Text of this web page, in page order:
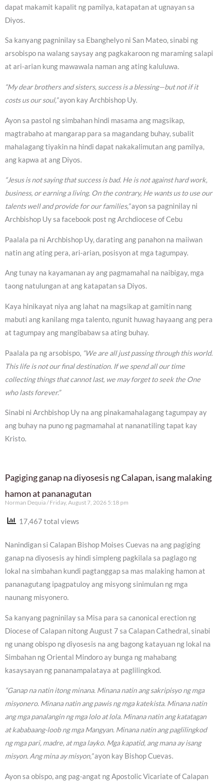
dapat makamit kapalit ng pamilya, katapatan at ugnayan sa
Diyos.
Sa kanyang pagninilay sa Ebanghelyo ni San Mateo, sinabi ng
arsobispo na walang saysay ang pagkakaroon ng maraming salapi
at ari-arian kung mawawala naman ang ating kaluluwa.
“My dear brothers and sisters, success is a blessing—but not if it
costs us our soul,”ayon kay Archbishop Uy.
Ayon sa pastol ng simbahan hindi masama ang magsikap,
magtrabaho at mangarap para sa magandang buhay, subalit
mahalagang tiyakin na hindi dapat nakakalimutan ang pamilya,
ang kapwa at ang Diyos.
“Jesus is not saying that success is bad. He is not against hard work,
business, or earning a living. On the contrary, He wants us to use our
talents well and provide for our families,”ayon sa pagninilay ni
Archbishop Uy sa facebook post ng Archdiocese of Cebu
Paalala pa ni Archbishop Uy, darating ang panahon na maiiwan
natin ang ating pera, ari-arian, posisyon at mga tagumpay.
Ang tunay na kayamanan ay ang pagmamahal na naibigay, mga
taong natulungan at ang katapatan sa Diyos.
Kaya hinikayat niya ang lahat na magsikap at gamitin nang
mabuti ang kanilang mga talento, ngunit huwag hayaang ang pera
at tagumpay ang mangibabaw sa ating buhay.
Paalala pa ng arsobispo, “We are all just passing through this world.
This life is not our final destination. If we spend all our time
collecting things that cannot last, we may forget to seek the One
who lasts forever.”
Sinabi ni Archbishop Uy na ang pinakamahalagang tagumpay ay
ang buhay na puno ng pagmamahal at nananatiling tapat kay
Kristo.
Pagiging ganap na diyosesis ng Calapan, isang malaking
hamon at pananagutan
Norman Dequia Friday, August 7, 2026 5:18 pm
17,467 total views
Nanindigan si Calapan Bishop Moises Cuevas na ang pagiging
ganap na diyosesis ay hindi simpleng pagkilala sa paglago ng
lokal na simbahan kundi pagtanggap sa mas malaking hamon at
pananagutang ipagpatuloy ang misyong sinimulan ng mga
naunang misyonero.
Sa kanyang pagninilay sa Misa para sa canonical erection ng
Diocese of Calapan nitong August 7 sa Calapan Cathedral, sinabi
ng unang obispo ng diyosesis na ang bagong katayuan ng lokal na
Simbahan ng Oriental Mindoro ay bunga ng mahabang
kasaysayan ng pananampalataya at paglilingkod.
“Ganap na natin itong minana. Minana natin ang sakripisyo ng mga
misyonero. Minana natin ang pawis ng mga katekista. Minana natin
ang mga panalangin ng mga lolo at lola. Minana natin ang katatagan
at kababaang-loob ng mga Mangyan. Minana natin ang paglilingkod
ng mga pari, madre, at mga layko. Mga kapatid, ang mana ay isang
misyon. Ang mina ay misyon,”ayon kay Bishop Cuevas.
Ayon sa obispo, ang pag-angat ng Apostolic Vicariate of Calapan